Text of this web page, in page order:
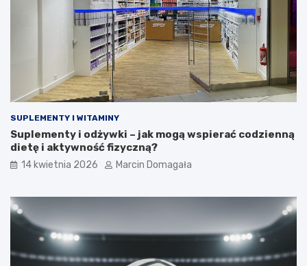
SUPLEMENTY I WITAMINY
Suplementy i odżywki – jak mogą wspierać codzienną
dietę i aktywność fizyczną?
14 kwietnia 2026 Marcin Domagała